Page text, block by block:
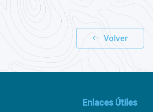
Volver
Enlaces Útiles